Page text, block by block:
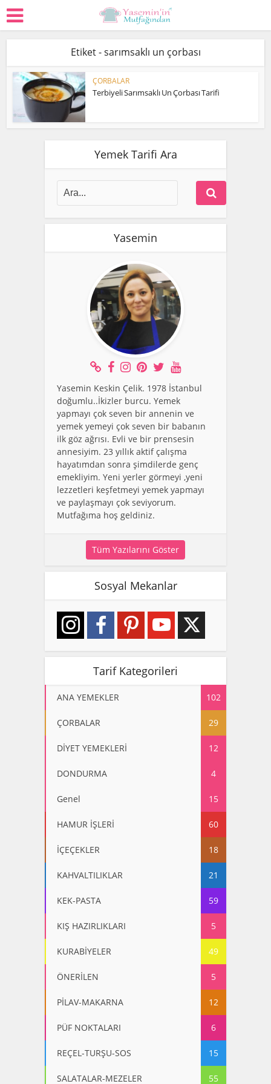
Etiket - sarımsaklı un çorbası
ÇORBALAR
Terbiyeli Sarımsaklı Un Çorbası Tarifi
Yemek Tarifi Ara
Yasemin
Yasemin Keskin Çelik. 1978 İstanbul
doğumlu..İkizler burcu. Yemek
yapmayı çok seven bir annenin ve
yemek yemeyi çok seven bir babanın
ilk göz ağrısı. Evli ve bir prensesin
annesiyim. 23 yıllık aktif çalışma
hayatımdan sonra şimdilerde genç
emekliyim. Yeni yerler görmeyi ,yeni
lezzetleri keşfetmeyi yemek yapmayı
ve paylaşmayı çok seviyorum.
Mutfağıma hoş geldiniz.
Tüm Yazılarını Göster
Sosyal Mekanlar
Tarif Kategorileri
ANA YEMEKLER 102
ÇORBALAR 29
DİYET YEMEKLERİ 12
DONDURMA 4
Genel 15
HAMUR İŞLERİ 60
İÇEÇEKLER 18
KAHVALTILIKLAR 21
KEK-PASTA 59
KIŞ HAZIRLIKLARI 5
KURABİYELER 49
ÖNERİLEN 5
PİLAV-MAKARNA 12
PÜF NOKTALARI 6
REÇEL-TURŞU-SOS 15
SALATALAR-MEZELER 55